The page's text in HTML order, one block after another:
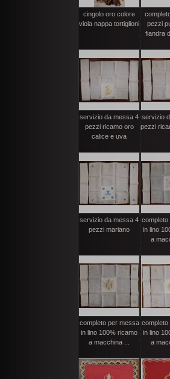
cingolo oro colore
viola nappa tortiglioni
pezzi
fiandra
servizio da messa 4
pezzi ricamo oro
calice e uva
servizio
pezzi
servizio da messa 4
pezzi mariano
completo
in lino
a
completo per messa
in lino 100% ricamo
a macchina ...
completo
in lino
a